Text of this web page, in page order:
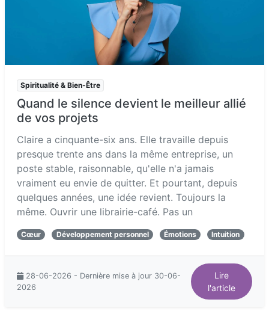
Spiritualité & Bien-Être
Quand le silence devient le meilleur allié
de vos projets
Claire a cinquante-six ans. Elle travaille depuis
presque trente ans dans la même entreprise, un
poste stable, raisonnable, qu'elle n'a jamais
vraiment eu envie de quitter. Et pourtant, depuis
quelques années, une idée revient. Toujours la
même. Ouvrir une librairie-café. Pas un
Cœur Développement personnel Émotions Intuition
28-06-2026 - Dernière mise à jour 30-06-
2026
Lire
l'article